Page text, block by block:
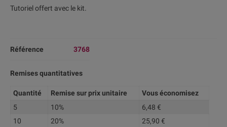
Tutoriel offert avec le kit.
Référence 3768
Remises quantitatives
Quantité Remise sur prix unitaire
Vous économisez
5
10%
6,48 €
10
20% 25,90 €